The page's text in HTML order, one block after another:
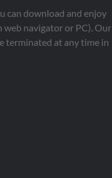
can download and enjoy
web navigator or PC). Our
terminated at any time in